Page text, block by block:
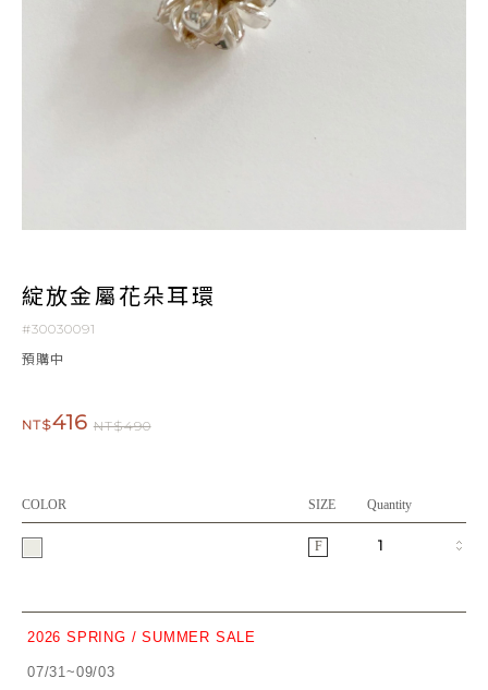
綻放金屬花朵耳環
#30030091
預購中
NT$416 NT$490
COLOR SIZE Quantity
F
2026 SPRING / SUMMER SALE
07/31~09/03